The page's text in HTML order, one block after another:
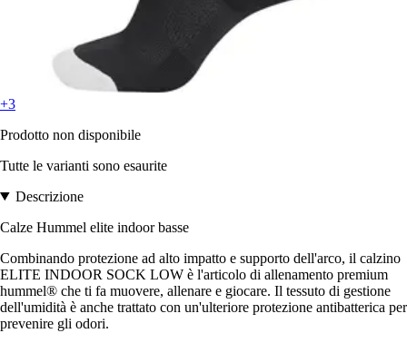
+3
Prodotto non disponibile
Tutte le varianti sono esaurite
Descrizione
Calze Hummel elite indoor basse
Combinando protezione ad alto impatto e supporto dell'arco, il calzino
ELITE INDOOR SOCK LOW è l'articolo di allenamento premium
hummel® che ti fa muovere, allenare e giocare. Il tessuto di gestione
dell'umidità è anche trattato con un'ulteriore protezione antibatterica per
prevenire gli odori.